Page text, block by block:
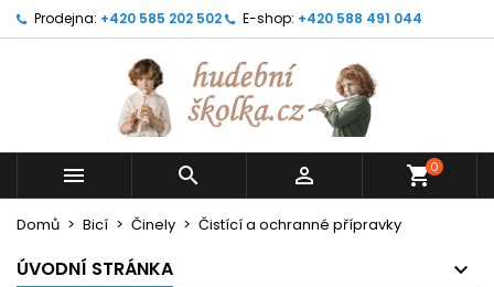
Prodejna: +420 585 202 502 E-shop: +420 588 491 044
   shopping_cart0
Domů Bicí Činely Čistící a ochranné přípravky
ÚVODNÍ STRÁNKA